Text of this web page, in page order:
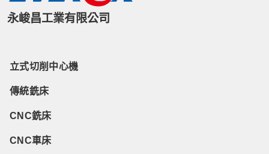
永峻昌工業有限公司
立式切削中心機
傳統銑床
CNC銑床
CNC車床